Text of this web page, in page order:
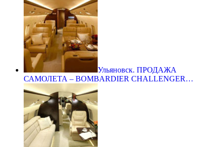
Ульяновск. ПРОДАЖА
САМОЛЕТА – BOMBARDIER CHALLENGER…